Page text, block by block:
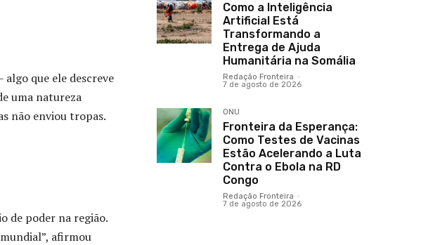
algo que ele descreve
uma natureza
não enviou tropas.
de poder na região.
afirmou
Como a Inteligência
Artificial Está
Transformando a
Entrega de Ajuda
Humanitária na Somália
Redação Fronteira -
7 de agosto de 2026
ONU
Fronteira da Esperança:
Como Testes de Vacinas
Estão Acelerando a Luta
Contra o Ebola na RD
Congo
Redação Fronteira -
7 de agosto de 2026